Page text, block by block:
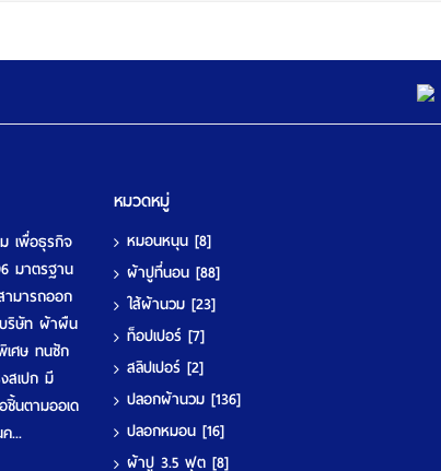
เพื่อธุรกิจ
มาตรฐาน
ามารถออก
ริษัท ผ้าผืน
เศษ ทนซัก
สเปก มี
ชิ้นตามออเด
...
หมวดหมู่
หมอนหนุน [8]
ผ้าปูที่นอน [88]
ใส้ผ้านวม [23]
ท็อปเปอร์ [7]
สลิปเปอร์ [2]
ปลอกผ้านวม [136]
ปลอกหมอน [16]
ผ้าปู 3.5 ฟุต [8]